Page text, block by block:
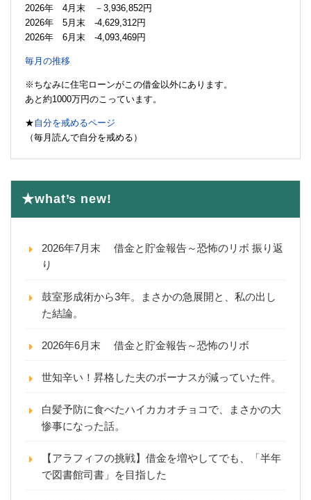
2026年 4月末 －3,936,852円
2026年 5月末 -4,629,312円
2026年 6月末 -4,093,469円
毎月の推移
※ちなみに住宅ローンがこの借金以外にあります。
あと約1000万円のこっています。
★自分を戒めるページ
（毎月読んで自分を戒める）
★what’s new!
2026年7月末 借金と貯金報告～恐怖のリボ 振り返
り
鼓室形成術から3年。まさかの急展開と、私の出し
た結論。
2026年6月末 借金と貯金報告～恐怖のリボ
世知辛い！昇格した夫のボーナスが減っていた件。
白髪予防に食べたハイカカオチョコで、まさかの大
惨事になった話。
【アラフィフの挑戦】借金を増やしてでも、「半年
で図書館司書」を目指した